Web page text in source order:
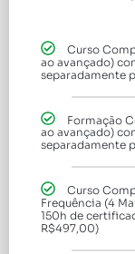
Curso
ao avançado)
separadamente
Formação
ao avançado)
separadamente
Curso
Frequência (4
150h de
R$497,00)